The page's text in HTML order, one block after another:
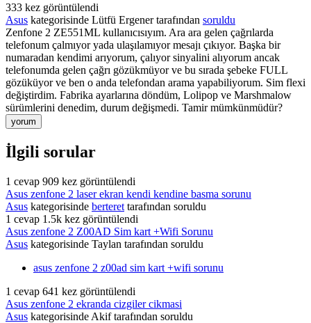
333 kez görüntülendi
Asus kategorisinde Lütfü Ergener tarafından soruldu
Zenfone 2 ZE551ML kullanıcısıyım. Ara ara gelen çağrılarda
telefonum çalmıyor yada ulaşılamıyor mesajı çıkıyor. Başka bir
numaradan kendimi arıyorum, çalıyor sinyalini alıyorum ancak
telefonumda gelen çağrı gözükmüyor ve bu sırada şebeke FULL
gözüküyor ve ben o anda telefondan arama yapabiliyorum. Sim flexi
değiştirdim. Fabrika ayarlarına döndüm, Lolipop ve Marshmalow
sürümlerini denedim, durum değişmedi. Tamir mümkünmüdür?
İlgili sorular
1 cevap 909 kez görüntülendi
Asus zenfone 2 laser ekran kendi kendine basma sorunu
Asus kategorisinde berteret tarafından soruldu
1 cevap 1.5k kez görüntülendi
Asus zenfone 2 Z00AD Sim kart +Wifi Sorunu
Asus kategorisinde Taylan tarafından soruldu
asus zenfone 2 z00ad sim kart +wifi sorunu
1 cevap 641 kez görüntülendi
Asus zenfone 2 ekranda cizgiler cikmasi
Asus kategorisinde Akif tarafından soruldu